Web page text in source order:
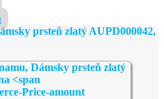
prsteň zlatý AUPD000042,